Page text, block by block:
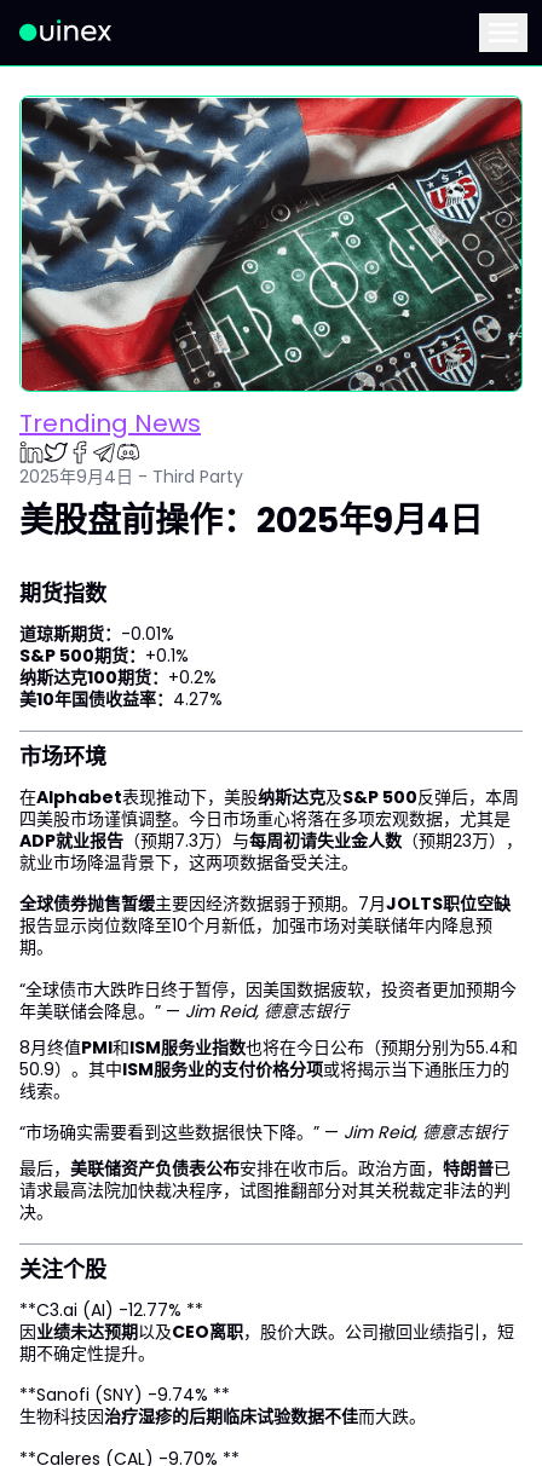
Trending News
2025年9月4日 - Third Party
美股盘前操作：2025年9月4日
期货指数
道琼斯期货： -0.01%
S&P 500期货： +0.1%
纳斯达克100期货： +0.2%
美10年国债收益率： 4.27%
市场环境
在Alphabet表现推动下，美股纳斯达克及S&P 500反弹后，本周
四美股市场谨慎调整。今日市场重心将落在多项宏观数据，尤其是
ADP就业报告 （预期7.3万）与每周初请失业金人数 （预期23万），
就业市场降温背景下，这两项数据备受关注。
全球债券抛售暂缓主要因经济数据弱于预期。7月JOLTS职位空缺
报告显示岗位数降至10个月新低，加强市场对美联储年内降息预
期。
“全球债市大跌昨日终于暂停，因美国数据疲软，投资者更加预期今
年美联储会降息。” — Jim Reid, 德意志银行
8月终值PMI和ISM服务业指数也将在今日公布（预期分别为55.4和
50.9）。其中ISM服务业的支付价格分项或将揭示当下通胀压力的
线索。
“市场确实需要看到这些数据很快下降。” — Jim Reid, 德意志银行
最后， 美联储资产负债表公布安排在收市后。政治方面， 特朗普已
请求最高法院加快裁决程序，试图推翻部分对其关税裁定非法的判
决。
关注个股
**C3.ai (AI) -12.77% **
因业绩未达预期以及CEO离职，股价大跌。公司撤回业绩指引，短
期不确定性提升。
**Sanofi (SNY) -9.74% **
生物科技因治疗湿疹的后期临床试验数据不佳而大跌。
**Caleres (CAL) -9.70% **